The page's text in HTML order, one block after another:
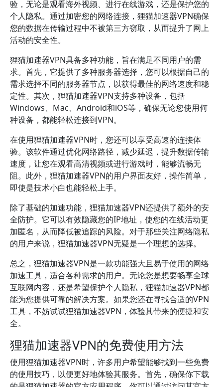
验，无论是观看海外视频、进行在线游戏，还是保护您的
个人隐私。通过加密您的网络连接，狸猫加速器VPN确保
您的数据在传输过程中不被第三方窃取，从而提升了网上
活动的安全性。
狸猫加速器VPN具备多种功能，旨在满足不同用户的需
求。首先，它提供了多种服务器选择，您可以根据自己的
需求选择不同的服务器节点，以获得最佳的网络速度和稳
定性。其次，狸猫加速器VPN支持多种设备，包括
Windows、Mac、Android和iOS等，确保无论您使用何
种设备，都能轻松连接到VPN。
在使用狸猫加速器VPN时，您还可以享受高速的连接体
验。该软件通过优化网络路径，减少延迟，提升数据传输
速度，让您在观看高清视频或进行游戏时，能够流畅无
阻。此外，狸猫加速器VPN的用户界面友好，操作简单，
即使是技术小白也能轻松上手。
除了基础的加速功能，狸猫加速器VPN还提供了额外的安
全防护。它可以有效隐藏您的IP地址，使您的在线活动更
加匿名，从而降低被追踪的风险。对于那些关注网络隐私
的用户来说，狸猫加速器VPN无疑是一个理想的选择。
总之，狸猫加速器VPN是一款功能强大且易于使用的网络
加速工具，适合各种需求的用户。无论您是想要畅享全球
互联网内容，还是希望保护个人隐私，狸猫加速器VPN都
能为您提供可靠的解决方案。如果您还在寻找合适的VPN
工具，不妨试试狸猫加速器VPN，体验其带来的便捷和安
全。
狸猫加速器VPN的免费使用方法
使用狸猫加速器VPN时，许多用户希望能够找到一些免费
的使用技巧，以便更好地体验其服务。首先，确保你下载